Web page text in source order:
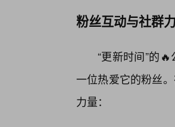
粉丝互动与社群
“更新时间”的
一位热爱它的粉丝
力量：